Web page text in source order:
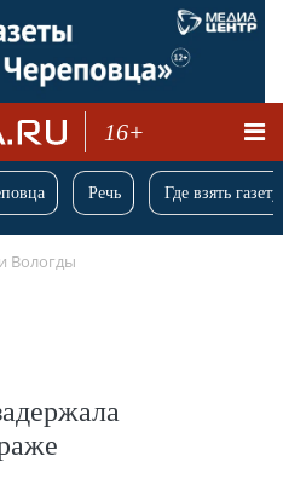
16+
Речь Где взять
Вологды